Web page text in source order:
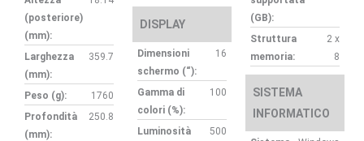
(posteriore)
(mm):
Larghezza
(mm):
359.7
Peso (g):
1760
Profondità
(mm):
250.8
DISPLAY
Dimensioni
schermo (“):
16
Gamma di
colori (%):
100
Luminosità 500
(GB):
Struttura
memoria:
2 x
8
SISTEMA
INFORMATICO